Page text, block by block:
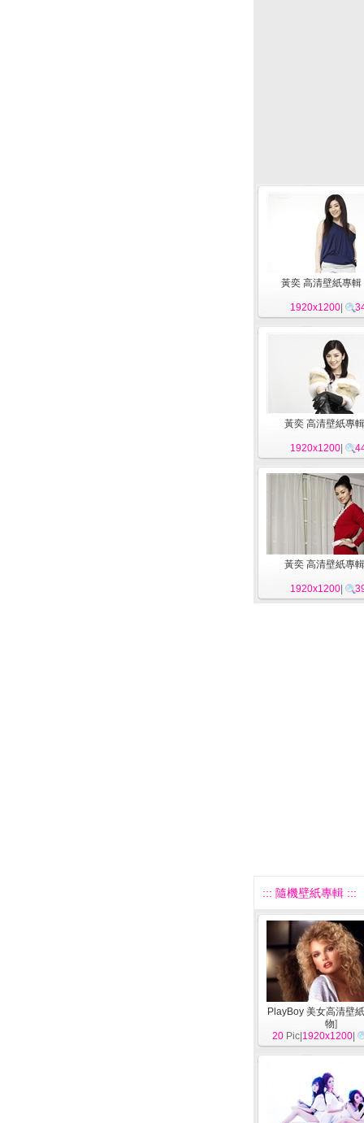
黃奕 高清壁紙專
1920x1200
黃奕 高清壁紙專
1920x1200
黃奕 高清壁紙專
1920x1200
::: 隨機壁紙專輯 :::
PlayBoy 美女高清壁
物]
20 Pic| 1920x1200